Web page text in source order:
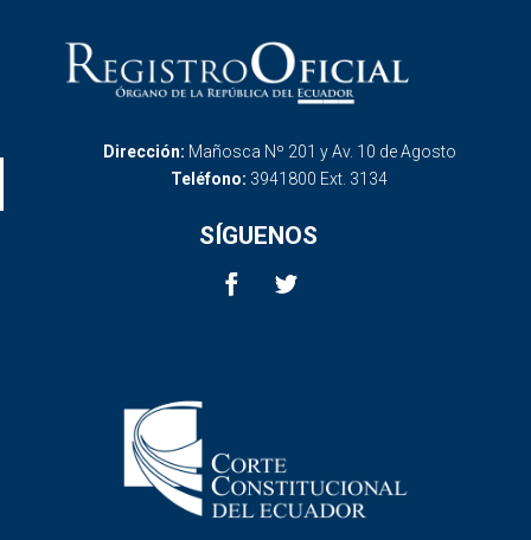
Dirección: Mañosca Nº 201 y Av. 10 de Agosto
Teléfono: 3941800 Ext. 3134
SÍGUENOS